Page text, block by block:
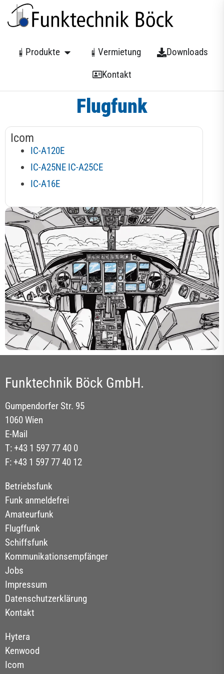
Produkte Vermietung
Downloads
Kontakt
Flugfunk
Icom
IC-A120E
IC-A25NE IC-A25CE
IC-A16E
Funktechnik Böck GmbH.
Gumpendorfer Str. 95
1060 Wien
E-Mail
T: +43 1 597 77 40 0
F: +43 1 597 77 40 12
Betriebsfunk
Funk anmeldefrei
Amateurfunk
Flugffunk
Schiffsfunk
Kommunikationsempfänger
Jobs
Impressum
Datenschutzerklärung
Kontakt
Hytera
Kenwood
Icom